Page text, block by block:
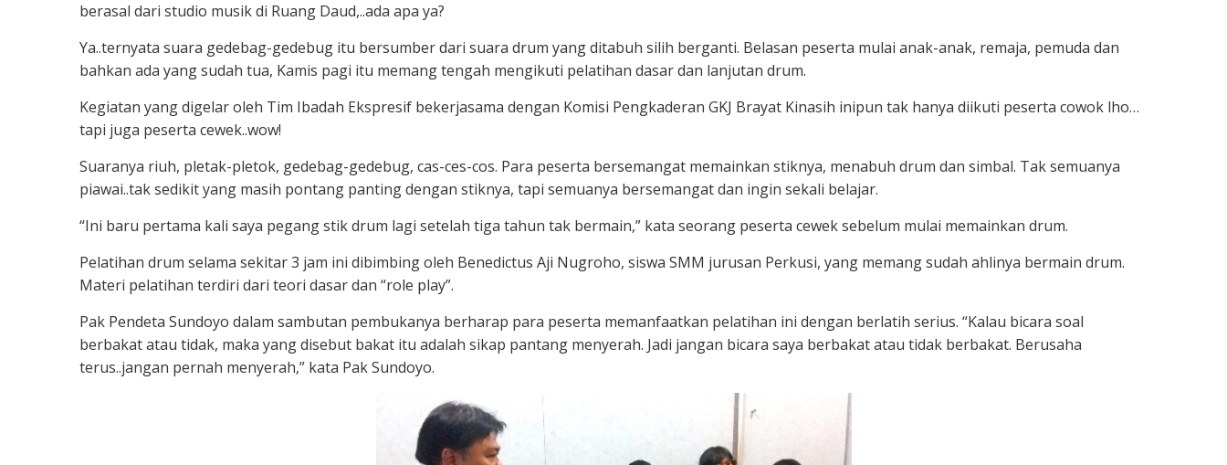
berasal dari studio musik di Ruang Daud,..ada apa ya?
Ya..ternyata suara gedebag-gedebug itu bersumber dari suara drum yang ditabuh silih berganti. Belasan peserta mulai anak-anak, remaja, pemuda dan
bahkan ada yang sudah tua, Kamis pagi itu memang tengah mengikuti pelatihan dasar dan lanjutan drum.
Kegiatan yang digelar oleh Tim Ibadah Ekspresif bekerjasama dengan Komisi Pengkaderan GKJ Brayat Kinasih inipun tak hanya diikuti peserta cowok lho…
tapi juga peserta cewek..wow!
Suaranya riuh, pletak-pletok, gedebag-gedebug, cas-ces-cos. Para peserta bersemangat memainkan stiknya, menabuh drum dan simbal. Tak semuanya
piawai..tak sedikit yang masih pontang panting dengan stiknya, tapi semuanya bersemangat dan ingin sekali belajar.
“Ini baru pertama kali saya pegang stik drum lagi setelah tiga tahun tak bermain,” kata seorang peserta cewek sebelum mulai memainkan drum.
Pelatihan drum selama sekitar 3 jam ini dibimbing oleh Benedictus Aji Nugroho, siswa SMM jurusan Perkusi, yang memang sudah ahlinya bermain drum.
Materi pelatihan terdiri dari teori dasar dan “role play”.
Pak Pendeta Sundoyo dalam sambutan pembukanya berharap para peserta memanfaatkan pelatihan ini dengan berlatih serius. “Kalau bicara soal
berbakat atau tidak, maka yang disebut bakat itu adalah sikap pantang menyerah. Jadi jangan bicara saya berbakat atau tidak berbakat. Berusaha
terus..jangan pernah menyerah,” kata Pak Sundoyo.